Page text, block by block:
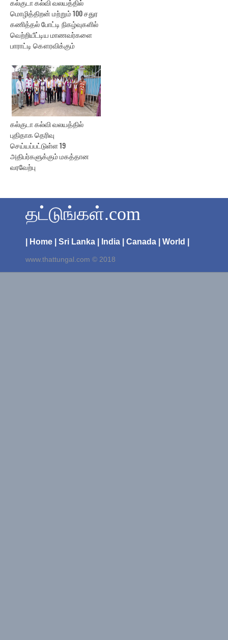
கல்குடா கல்வி வலயத்தில்
மொழித்திறன் மற்றும் 100 சதுர
கணித்தல் போட்டி நிகழ்வுகளில்
வெற்றியீட்டிய மாணவர்களை
பாராட்டி கௌரவிக்கும்
கல்குடா கல்வி வலயத்தில்
புதிதாக தெரிவு
செய்யப்பட்டுள்ள 19
அதிபர்களுக்கும் மகத்தான
வரவேற்பு
தட்டுங்கள்.com
| Home | Sri Lanka | India | Canada | World |
www.thattungal.com © 2018